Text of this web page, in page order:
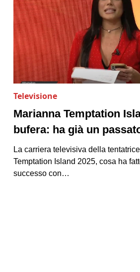
Televisione
Marianna Temptation
bufera: ha già un
La carriera televisiva della
Temptation Island 2025, cosa ha
successo con…